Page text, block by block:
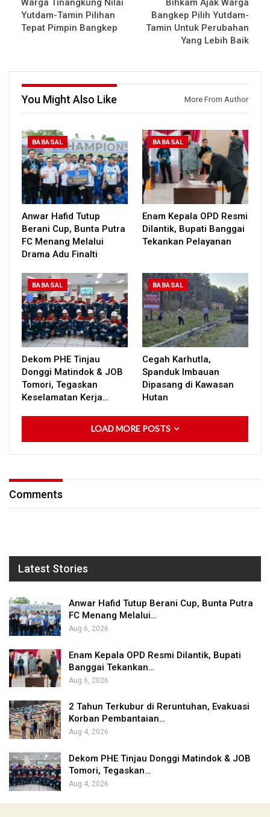
Warga Tinangkung Nilai
Yutdam-Tamin Pilihan
Tepat Pimpin Bangkep
Bihkam Ajak Warga
Bangkep Pilih Yutdam-
Tamin Untuk Perubahan
Yang Lebih Baik
You Might Also Like More From Author
BABASAL
Anwar Hafid Tutup
Berani Cup, Bunta Putra
FC Menang Melalui
Drama Adu Finalti
BABASAL
Enam Kepala OPD Resmi
Dilantik, Bupati Banggai
Tekankan Pelayanan
BABASAL
Dekom PHE Tinjau
Donggi Matindok & JOB
Tomori, Tegaskan
Keselamatan Kerja…
BABASAL
Cegah Karhutla,
Spanduk Imbauan
Dipasang di Kawasan
Hutan
LOAD MORE POSTS
Comments
Latest Stories
Anwar Hafid Tutup Berani Cup, Bunta Putra
FC Menang Melalui…
Aug 6, 2026
Enam Kepala OPD Resmi Dilantik, Bupati
Banggai Tekankan…
Aug 6, 2026
2 Tahun Terkubur di Reruntuhan, Evakuasi
Korban Pembantaian…
Aug 4, 2026
Dekom PHE Tinjau Donggi Matindok & JOB
Tomori, Tegaskan…
Aug 4, 2026